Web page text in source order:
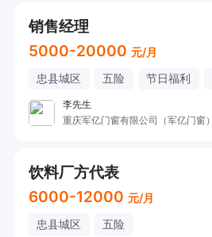
销售经理
5000-20000 元/月
忠县城区 五险 节日福利
李先生
重庆军亿门窗有限公司（军亿门窗）
饮料厂方代表
6000-12000 元/月
忠县城区 五险